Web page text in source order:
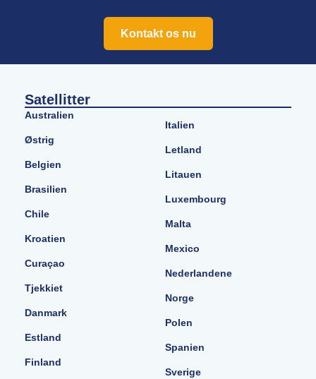
Kontakt os nu
Satellitter
Australien
Østrig
Belgien
Brasilien
Chile
Kroatien
Curaçao
Tjekkiet
Danmark
Estland
Finland
Italien
Letland
Litauen
Luxembourg
Malta
Mexico
Nederlandene
Norge
Polen
Spanien
Sverige